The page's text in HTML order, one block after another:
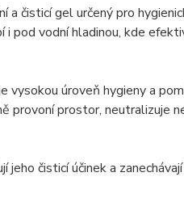
čisticí gel určený pro
pod vodní hladinou, kde
úroveň hygieny a
provoní prostor, neutralizuje
čisticí účinek a